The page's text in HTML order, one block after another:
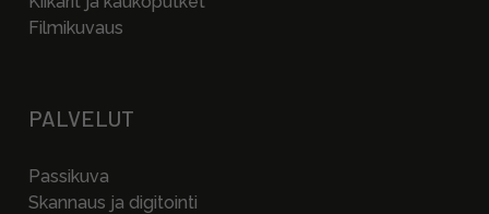
Filmikuvaus
PALVELUT
Passikuva
Skannaus ja digitointi